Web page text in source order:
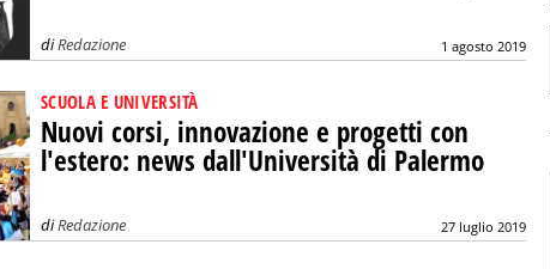
diRedazione 1 agosto 2019
SCUOLA E UNIVERSITÀ
Nuovi corsi, innovazione e progetti con
l'estero: news dall'Università di Palermo
diRedazione 27 luglio 2019